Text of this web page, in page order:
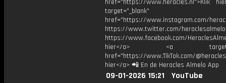
href="https://www.heracles.nl">Klik
target="_blank"
href="https://www.instagram.com/
https://www.twitter.com/heraclesalmelo
https://www.facebook.com/
hier</a> <a
href="https://www.TikTok.com/
hier</a> 📲 En de Heracles Almelo App
09-01-2026 15:21 YouTube